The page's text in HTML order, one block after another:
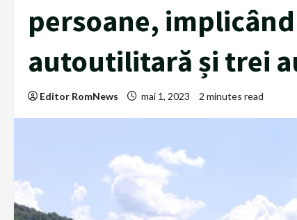
persoane,
autoutilitară și trei
Editor RomNews mai 1, 2023 2 minutes read